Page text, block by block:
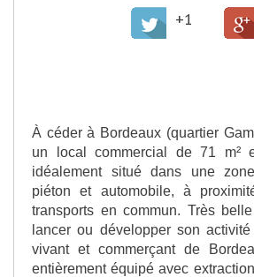
+1
À céder à Bordeaux (quartier
un local commercial de 71 m²
idéalement situé dans une
piéton et automobile, à
transports en commun. Très
lancer ou développer son
vivant et commerçant de
entièrement équipé avec